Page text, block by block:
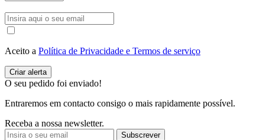
Aceito a Política de Privacidade e Termos de serviço
O seu pedido foi enviado!
Entraremos em contacto consigo o mais rapidamente possível.
Receba a nossa newsletter.
Subscrever